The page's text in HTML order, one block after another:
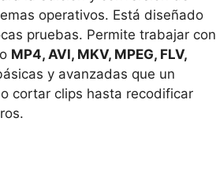
operativos. Está diseñado
pruebas. Permite trabajar con
MP4, AVI, MKV, MPEG, FLV,
y avanzadas que un
cortar clips hasta recodificar